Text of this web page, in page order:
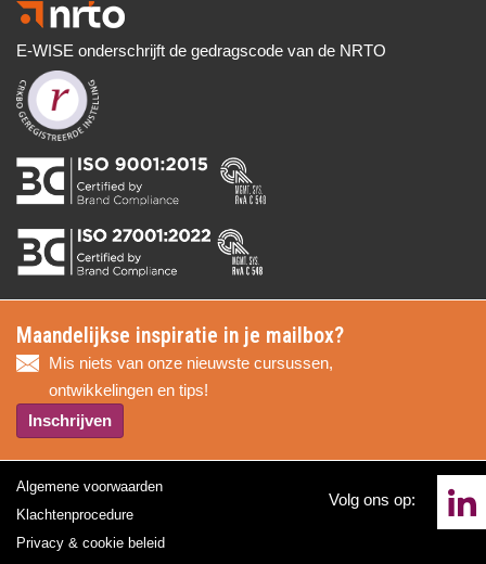
E-WISE onderschrijft de gedragscode van de NRTO
Maandelijkse inspiratie in je mailbox?
Mis niets van onze nieuwste cursussen,
ontwikkelingen en tips!
Inschrijven
Algemene voorwaarden
Klachtenprocedure
Privacy & cookie beleid
Volg ons op: